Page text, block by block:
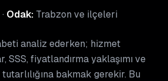
Odak: Trabzon ve ilçeleri
analiz ederken; hizmet
SSS, fiyatlandırma yaklaşımı ve
bakmak gerekir. Bu